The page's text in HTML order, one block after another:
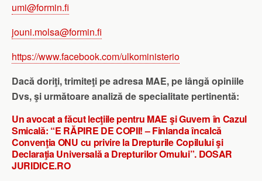
umi@formin.fi
jouni.molsa@formin.fi
https://www.facebook.com/ulkoministerio
Dacă doriţi, trimiteţi pe adresa MAE, pe lângă opiniile
Dvs, şi următoare analiză de specialitate pertinentă:
Un avocat a făcut lecţiile pentru MAE şi Guvern în Cazul
Smicală: “E RĂPIRE DE COPII! – Finlanda încalcă
Convenţia ONU cu privire la Drepturile Copilului şi
Declaraţia Universală a Drepturilor Omului”. DOSAR
JURIDICE.RO